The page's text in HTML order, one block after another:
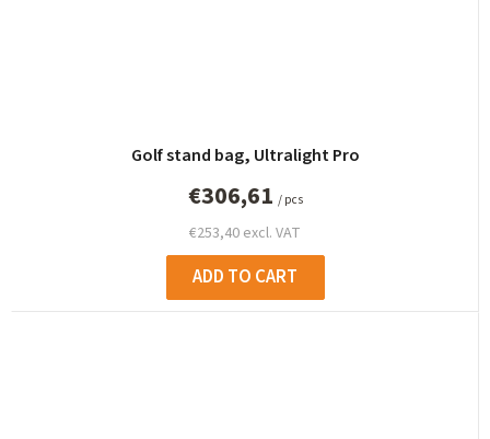
Golf stand bag, Ultralight Pro
€253,40 excl. VAT
€306,61 / pcs
ADD TO CART